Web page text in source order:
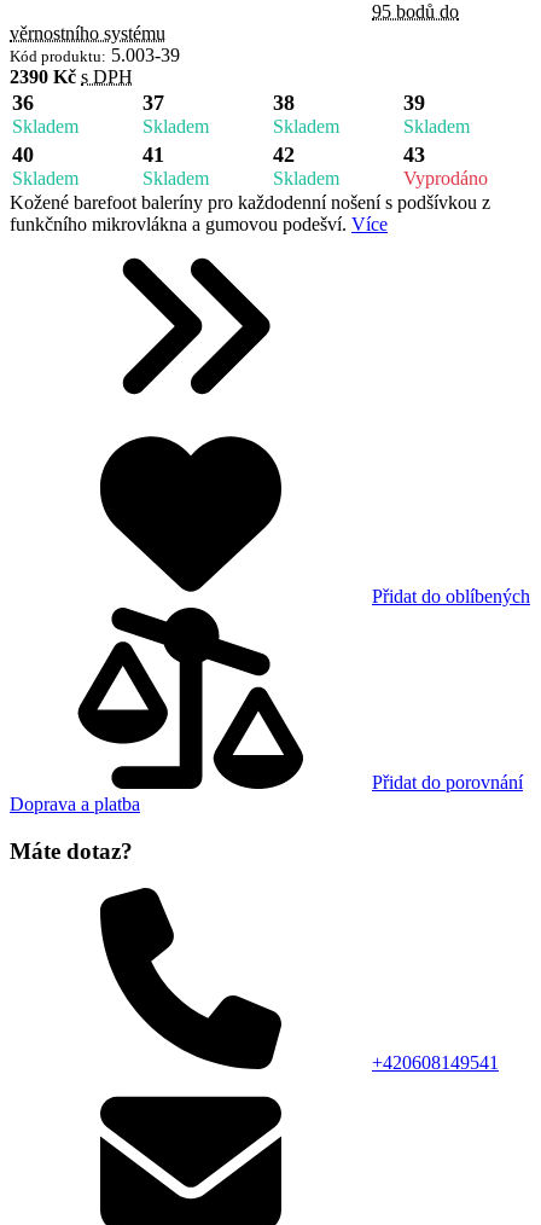
95 bodů do
věrnostního systému
Kód produktu: 5.003-39
2390 Kč s DPH
36
Skladem
37
Skladem
38
Skladem
39
Skladem
40
Skladem
41
Skladem
42
Skladem
43
Vyprodáno
Kožené barefoot baleríny pro každodenní nošení s podšívkou z
funkčního mikrovlákna a gumovou podešví. Více
Přidat do oblíbených
Přidat do porovnání
Doprava a platba
Máte dotaz?
+420608149541